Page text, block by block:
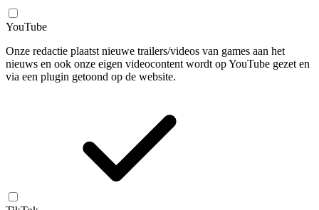
YouTube
Onze redactie plaatst nieuwe trailers/videos van games aan het
nieuws en ook onze eigen videocontent wordt op YouTube gezet en
via een plugin getoond op de website.